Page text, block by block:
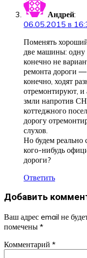
Андрей:
06.05.2015 в
Поменять
две машины: одну
конечно не
ремонта дороги
конечно, ходят
отремонтируют, и
змли напротив
коттеджного
дорогу
слухов.
Но будем реально
кого-нибудь
дороги?
Ответить
Добавить
Ваш адрес email не
помечены *
Комментарий *